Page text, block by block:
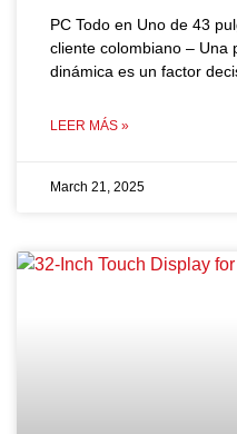
PC Todo en Uno de 43
cliente colombiano – Una
dinámica es un factor
LEER MÁS »
March 21, 2025